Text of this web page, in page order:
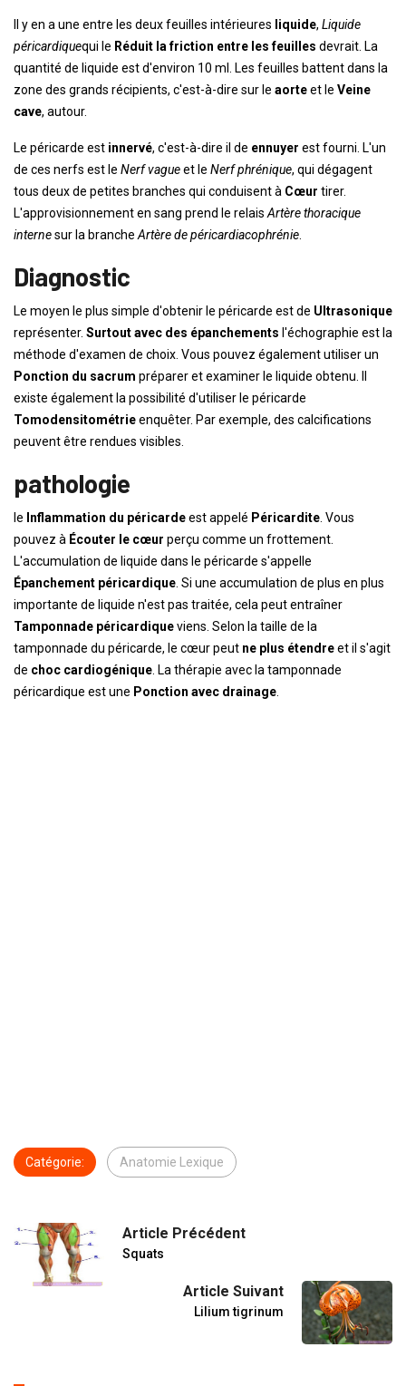
Il y en a une entre les deux feuilles intérieures liquide, Liquide
péricardiquequi le Réduit la friction entre les feuilles devrait. La
quantité de liquide est d'environ 10 ml. Les feuilles battent dans la
zone des grands récipients, c'est-à-dire sur le aorteet le Veine
cave, autour.
Le péricarde est innervé, c'est-à-dire il de ennuyer est fourni. L'un
de ces nerfs est le Nerf vagueet le Nerf phrénique, qui dégagent
tous deux de petites branches qui conduisent à Cœur tirer.
L'approvisionnement en sang prend le relais Artère thoracique
internesur la branche Artère de péricardiacophrénie
Diagnostic
Le moyen le plus simple d'obtenir le péricarde est de Ultrasonique
représenter. Surtout avec des épanchements l'échographie est la
méthode d'examen de choix. Vous pouvez également utiliser un
Ponction du sacrum préparer et examiner le liquide obtenu. Il
existe également la possibilité d'utiliser le péricarde
Tomodensitométrieenquêter. Par exemple, des calcifications
peuvent être rendues visibles.
pathologie
le Inflammation du péricardeest appelé Péricardite . Vous
pouvez à Écouter le cœur perçu comme un frottement.
L'accumulation de liquide dans le péricarde s'appelle
Épanchement péricardique . Si une accumulation de plus en plus
importante de liquide n'est pas traitée, cela peut entraîner
Tamponnade péricardiqueviens. Selon la taille de la
tamponnade du péricarde, le cœur peut ne plus étendreet il s'agit
de choc cardiogénique . La thérapie avec la tamponnade
péricardique est une Ponction avec drainage
Catégorie: Anatomie Lexique
Article Précédent
Squats
Article Suivant
Lilium tigrinum